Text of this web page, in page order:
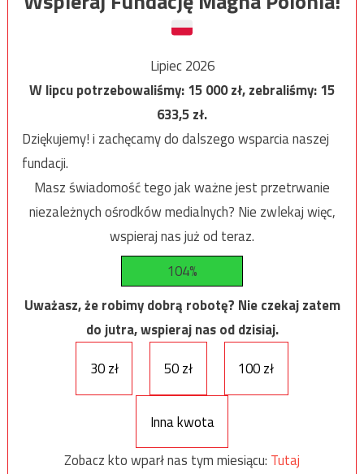
Lipiec 2026
W lipcu potrzebowaliśmy:15 000zł, zebraliśmy:15
633,5zł.
Dziękujemy! i zachęcamy do dalszego wsparcia naszej
fundacji.
Masz świadomość tego jak ważne jest przetrwanie
niezależnych ośrodków medialnych? Nie zwlekaj więc,
wspieraj nas już od teraz.
104%
Uważasz, że robimy dobrą robotę? Nie czekaj zatem
do jutra, wspieraj nas od dzisiaj.
30 zł
50 zł 100 zł
Inna kwota
Zobacz kto wparł nas tym miesiącu: Tutaj